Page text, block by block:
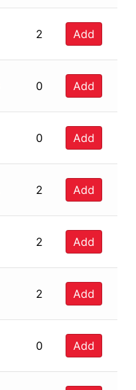
2 Add
0 Add
0 Add
2 Add
2 Add
2 Add
0 Add